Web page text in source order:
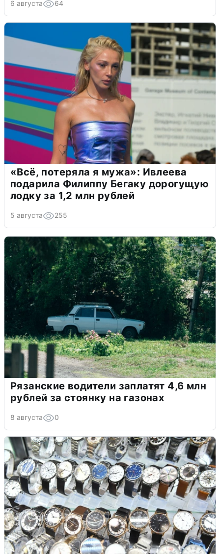
6 августа 64
«Всё, потеряла я мужа»: Ивлеева
подарила Филиппу Бегаку дорогущую
лодку за 1,2 млн рублей
5 августа 255
Рязанские водители заплатят 4,6 млн
рублей за стоянку на газонах
8 августа 0